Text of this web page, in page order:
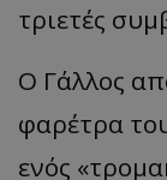
τριετές
Ο Γάλλος
φαρέτρα
ενός